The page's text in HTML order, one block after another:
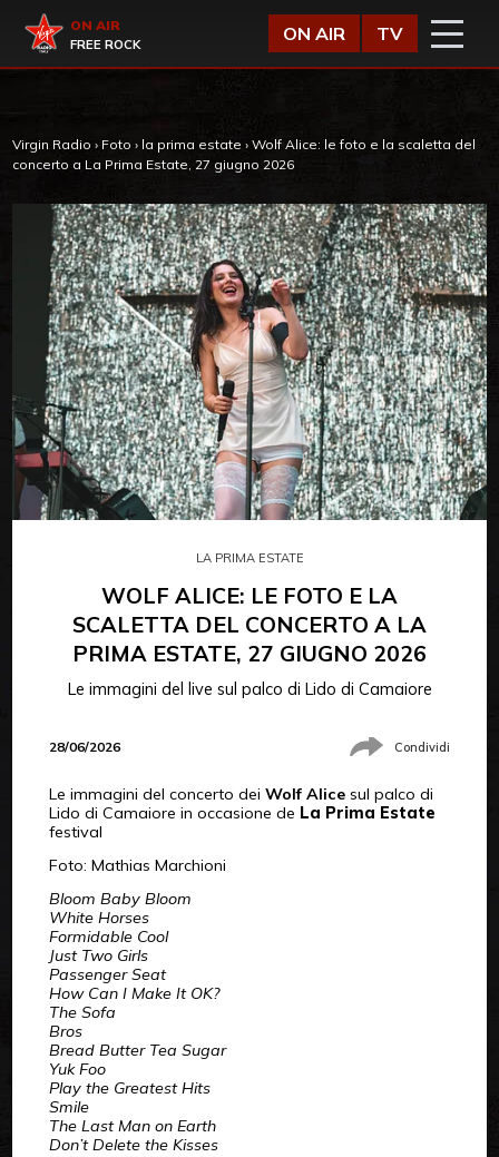
Virgin Radio
ON AIR
FREE ROCK
ON AIR TV
Virgin Radio › Foto › la prima estate › Wolf Alice: le foto e la scaletta del
concerto a La Prima Estate, 27 giugno 2026
LA PRIMA ESTATE
WOLF ALICE: LE FOTO E LA
SCALETTA DEL CONCERTO A LA
PRIMA ESTATE, 27 GIUGNO 2026
Le immagini del live sul palco di Lido di Camaiore
28/06/2026 Condividi
Le immagini del concerto dei Wolf Alice sul palco di
Lido di Camaiore in occasione de La Prima Estate
festival
Foto: Mathias Marchioni
Bloom Baby Bloom
White Horses
Formidable Cool
Just Two Girls
Passenger Seat
How Can I Make It OK?
The Sofa
Bros
Bread Butter Tea Sugar
Yuk Foo
Play the Greatest Hits
Smile
The Last Man on Earth
Don’t Delete the Kisses